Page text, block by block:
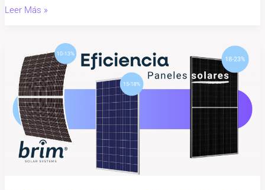
Leer Más »
Paneles
Solares:
Qué
Cómo